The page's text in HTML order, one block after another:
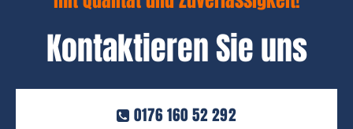
Kontaktieren Sie uns
0176 160 52 292